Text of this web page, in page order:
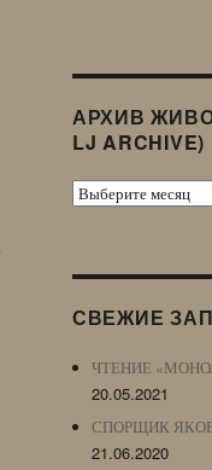
АРХИВ
LJ ARCHIVE)
Архив
Archive)
СВЕЖИЕ
ЧТЕНИЕ
20.05.2021
СПОРЩИК
21.06.2020